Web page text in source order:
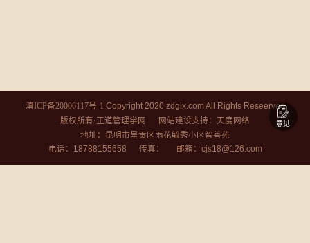
意见
滇ICP备20006117号-1 Copyright 2020 zdglx.com All Rights Reseerved
版权所有·正道管理学网
网站建设支持： 天度网络
地址：昆明市呈贡区雨花毓秀小区智善苑
电话：18788155658 传真： 邮箱：cjs18@126.com